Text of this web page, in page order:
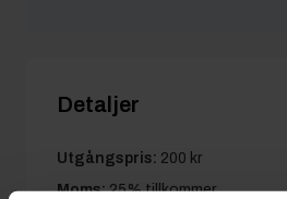
Detaljer
Utgångspris: 200 kr
Moms: 25% tillkommer